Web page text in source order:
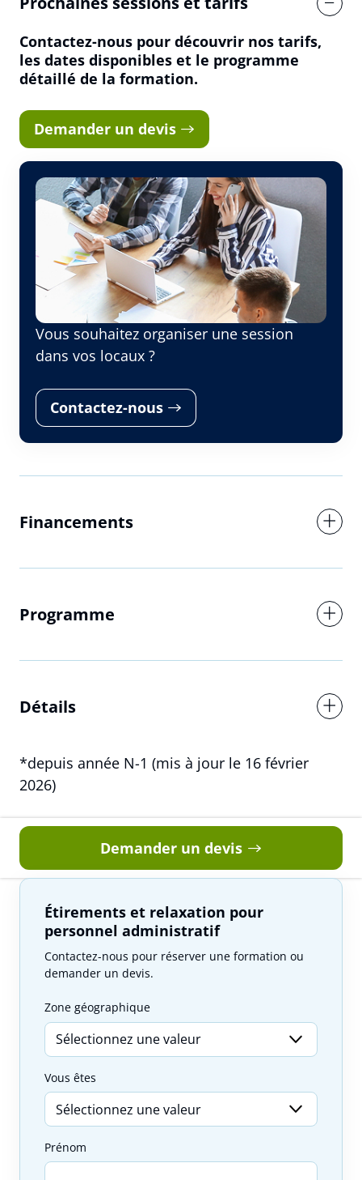
Contactez-nous pour découvrir nos tarifs,
les dates disponibles et le programme
détaillé de la formation.
Demander un devis
Vous souhaitez organiser une session
dans vos locaux ?
Contactez-nous
Financements
Programme
Détails
*depuis année N-1 (mis à jour le 16 février
2026)
Demander un devis
Étirements et relaxation pour
personnel administratif
Contactez-nous pour réserver une formation ou
demander un devis.
Zone géographique
Vous êtes
Prénom
Vous êtes
Prénom
Nom
Adresse e-mail
Numéro de téléphone
Votre message
Interformat utilise vos données pour répondre à votre demande